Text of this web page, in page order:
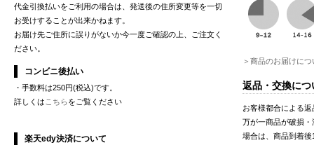
代金引換払いをご利用の場合は、発送後の住所変更等を一切
お受けすることが出来かねます。
お届け先ご住所に誤りがないか今一度ご確認の上、ご注文く
ださい。
コンビニ後払い
・手数料は250円(税込)です。
詳しくは こちらをご覧ください
楽天edy決済について
＞商品のお届けに
返品・交換につ
お客様都合による
万が一商品が破損
場合は、商品到着